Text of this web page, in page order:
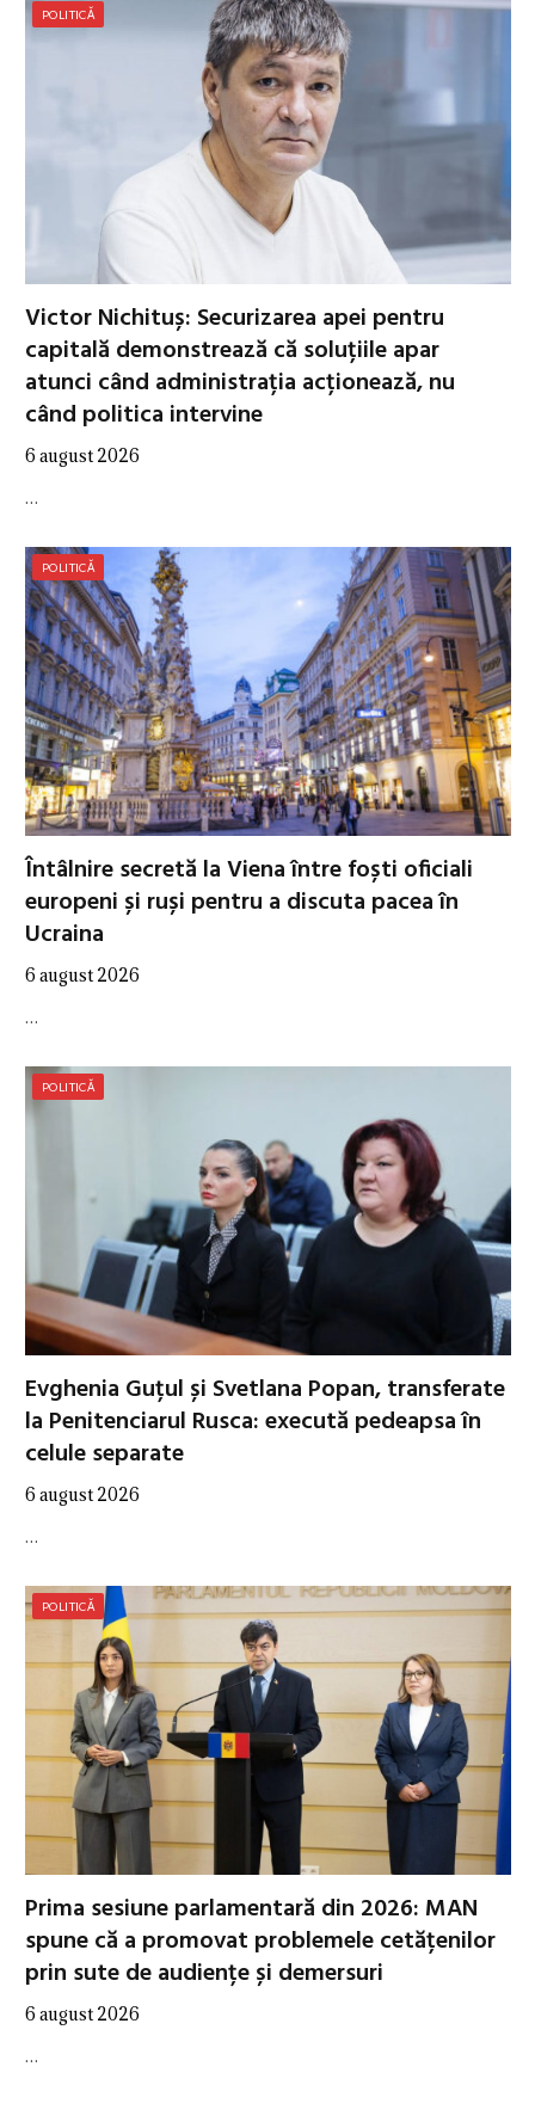
POLITICĂ
Victor Nichituș: Securizarea apei pentru
capitală demonstrează că soluțiile apar
atunci când administrația acționează, nu
când politica intervine
6 august 2026
…
POLITICĂ
Întâlnire secretă la Viena între foști oficiali
europeni și ruși pentru a discuta pacea în
Ucraina
6 august 2026
…
POLITICĂ
Evghenia Guțul și Svetlana Popan, transferate
la Penitenciarul Rusca: execută pedeapsa în
celule separate
6 august 2026
…
POLITICĂ
Prima sesiune parlamentară din 2026: MAN
spune că a promovat problemele cetățenilor
prin sute de audiențe și demersuri
6 august 2026
…